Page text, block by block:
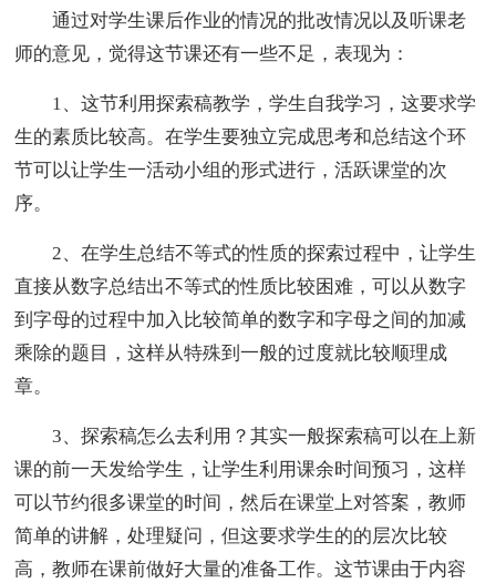
通过对学生课后作业的情况的批改情况以及听课老
师的意见，觉得这节课还有一些不足，表现为：
1、这节利用探索稿教学，学生自我学习，这要求学
生的素质比较高。在学生要独立完成思考和总结这个环
节可以让学生一活动小组的形式进行，活跃课堂的次
序。
2、在学生总结不等式的性质的探索过程中，让学生
直接从数字总结出不等式的性质比较困难，可以从数字
到字母的过程中加入比较简单的数字和字母之间的加减
乘除的题目，这样从特殊到一般的过度就比较顺理成
章。
3、探索稿怎么去利用？其实一般探索稿可以在上新
课的前一天发给学生，让学生利用课余时间预习，这样
可以节约很多课堂的时间，然后在课堂上对答案，教师
简单的讲解，处理疑问，但这要求学生的的层次比较
高，教师在课前做好大量的准备工作。这节课由于内容